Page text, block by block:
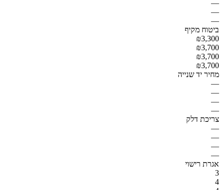
—
—
—
ביטוח מקיף
₪3,300
₪3,700
₪3,700
₪3,700
מחיר יד שנייה
—
—
—
—
צריכת דלק
—
—
—
—
אגרת רישוי
3
4